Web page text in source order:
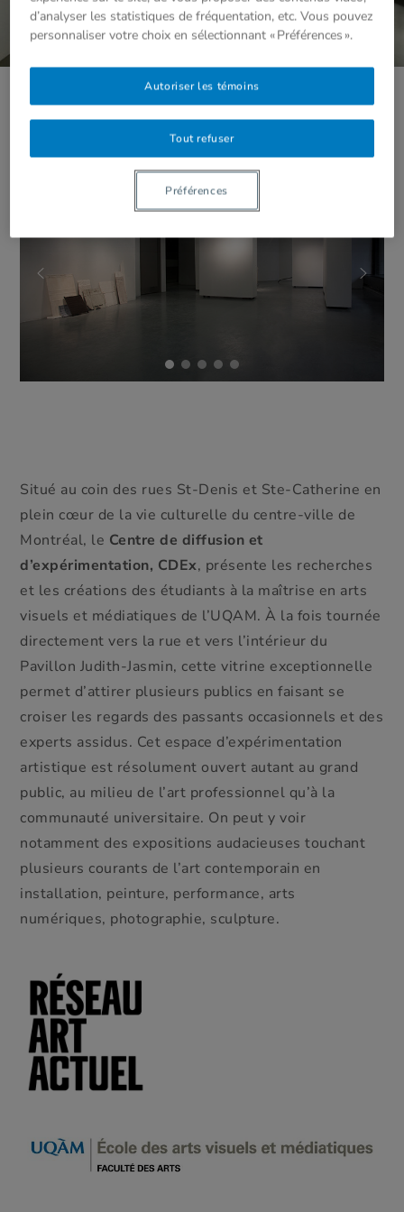
CDEx
Situé au coin des rues St-Denis et Ste-Catherine en
plein cœur de la vie culturelle du centre-ville de
Montréal, le Centre de diffusion et
d’expérimentation, CDEx, présente les recherches
et les créations des étudiants à la maîtrise en arts
visuels et médiatiques de l’UQAM. À la fois tournée
directement vers la rue et vers l’intérieur du
Pavillon Judith-Jasmin, cette vitrine exceptionnelle
permet d’attirer plusieurs publics en faisant se
croiser les regards des passants occasionnels et des
experts assidus. Cet espace d’expérimentation
artistique est résolument ouvert autant au grand
public, au milieu de l’art professionnel qu’à la
communauté universitaire. On peut y voir
notamment des expositions audacieuses touchant
plusieurs courants de l’art contemporain en
installation, peinture, performance, arts
numériques, photographie, sculpture.
d’analyser les statistiques de fréquentation, etc. Vous pouvez
personnaliser votre choix en sélectionnant « Préférences ».
Tout refuser
Autoriser les témoins
Préférences